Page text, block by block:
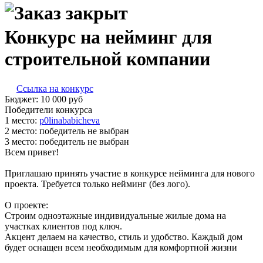
Конкурс на нейминг для
строительной компании
Ссылка на конкурс
Бюджет: 10 000 руб
Победители конкурса
1 место: p­0li­naba­bic­he­va
2 место: победитель не выбран
3 место: победитель не выбран
Всем привет!
Приглашаю принять участие в конкурсе нейминга для нового
проекта. Требуется только нейминг (без лого).
О проекте:
Строим одноэтажные индивидуальные жилые дома на
участках клиентов под ключ.
Акцент делаем на качество, стиль и удобство. Каждый дом
будет оснащен всем необходимым для комфортной жизни